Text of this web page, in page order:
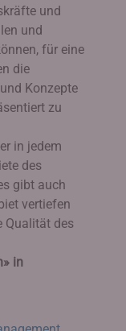
und
und
für eine
die
Konzepte
zu
in jedem
des
gibt auch
vertiefen
Qualität des
in